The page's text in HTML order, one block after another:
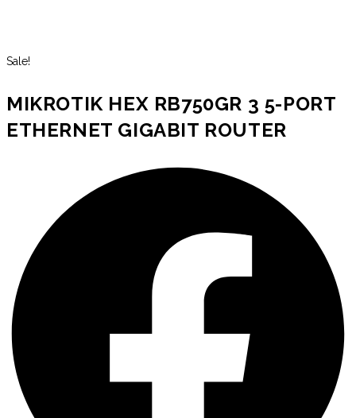
Sale!
MIKROTIK HEX RB750GR 3 5-PORT
ETHERNET GIGABIT ROUTER